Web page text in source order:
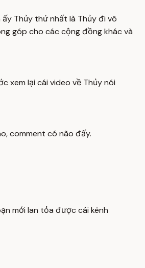
ấy Thủy thứ nhất là Thủy đi vô
góp cho các cộng đồng khác và
xem lại cái video về Thủy nói
comment có não đấy.
mới lan tỏa được cái kênh